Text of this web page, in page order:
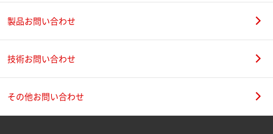
製品お問い合わせ
技術お問い合わせ
その他お問い合わせ